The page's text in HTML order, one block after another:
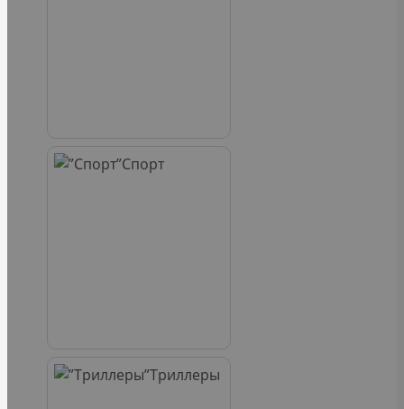
Спорт
Триллеры